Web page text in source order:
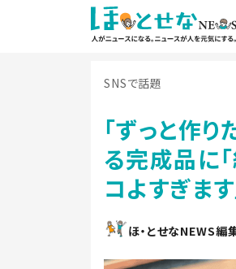
SNSで話題
「ずっと作
る完成品に
コよすぎます
ほ・とせなNEWS編